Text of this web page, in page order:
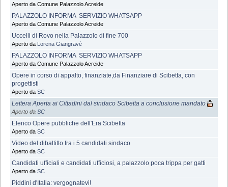
Aperto da Comune Palazzolo Acreide
PALAZZOLO INFORMA  SERVIZIO WHATSAPP
Aperto da Comune Palazzolo Acreide
Uccelli di Rovo nella Palazzolo di fine 700
Aperto da Lorena Giangravè
PALAZZOLO INFORMA  SERVIZIO WHATSAPP
Aperto da Comune Palazzolo Acreide
Opere in corso di appalto, finanziate,da Finanziare di Scibetta, con
progettisti
Aperto da SC
Lettera Aperta ai Cittadini dal sindaco Scibetta a conclusione mandato
Aperto da SC
Elenco Opere pubbliche dell'Era Scibetta
Aperto da SC
Video del dibattitto fra i 5 candidati sindaco
Aperto da SC
Candidati ufficiali e candidati ufficiosi, a palazzolo poca trippa per gatti
Aperto da SC
Piddini d'Italia: vergognatevi!